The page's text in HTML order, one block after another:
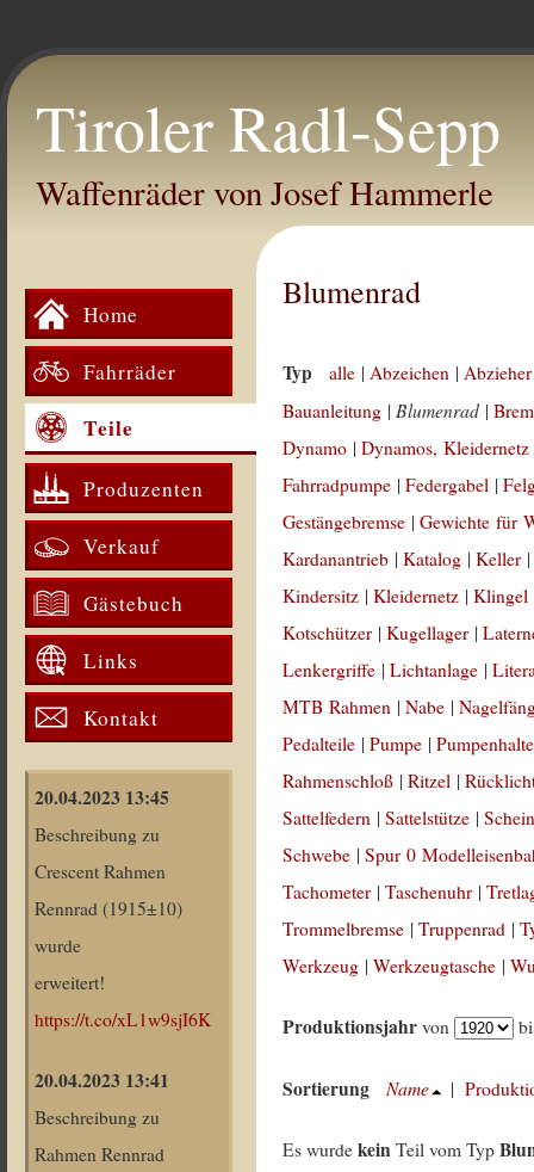
Tiroler Radl-Sepp
Waffenräder von Josef Hammerle
Home
Fahrräder
Teile
Produzenten
Verkauf
Gästebuch
Links
Kontakt
20.04.2023 13:45
Beschreibung zu
Crescent Rahmen
Rennrad (1915±10)
wurde
erweitert!
https://t.co/xL1w9sjI6K
20.04.2023 13:41
Beschreibung zu
Rahmen Rennrad
Blumenrad
Typ alle |Abzeichen |
Bauanleitung |Blumenrad |
Dynamo |Dynamos, Kleidernetz
Fahrradpumpe |Federgabel |
Gestängebremse |Gewichte für
Kardanantrieb |Katalog |Keller
Kindersitz |Kleidernetz |Klingel
Kotschützer |Kugellager |
Lenkergriffe |Lichtanlage |
MTB Rahmen |Nabe |
Pedalteile |Pumpe |
Rahmenschloß |Ritzel |
Sattelfedern |Sattelstütze |
Schwebe |Spur 0
Tachometer |Taschenuhr |
Trommelbremse |Truppenrad |
Werkzeug |Werkzeugtasche |
Produktionsjahr von
Sortierung Name |
Es wurdekein Teil vom Typ